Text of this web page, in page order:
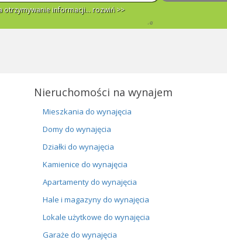
otrzymywanie informacji... rozwiń >>
Nieruchomości na wynajem
Mieszkania do wynajęcia
Domy do wynajęcia
Działki do wynajęcia
Kamienice do wynajęcia
Apartamenty do wynajęcia
Hale i magazyny do wynajęcia
Lokale użytkowe do wynajęcia
Garaże do wynajęcia